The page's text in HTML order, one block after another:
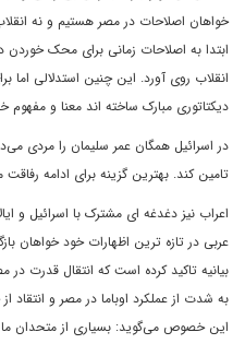
خواهان اصلاحات در مصر هستیم و نه
ابتدا به اصلاحات زمانی برای محک
انقلاب روی آورد. این چنین استدلالی
دیکتاتوری مبارک ساخته اند معنا و مفهوم
در اسرائیل همگان عمر سلیمان را مردی
تامین کند. بهترین گزینه برای ادامه رفاقت
اعراب نیز دغدغه ای مشترک با اسرائیل و
عربی در تازه ترین اظهارات خود خواهان
بیانیه تاکید کرده است که انتقال قدرت در
به شدت از عملکرد اوباما در مصر و
این خصوص می‌گوید: بسیاری از متحدان ما